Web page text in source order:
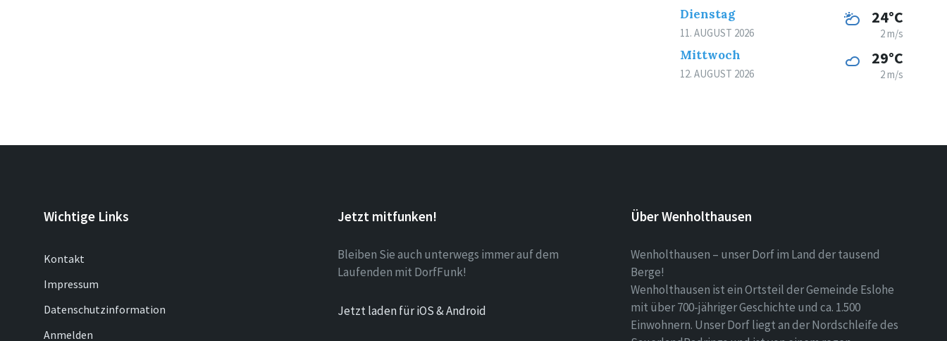
Dienstag
11. AUGUST 2026
24°C
2 m/s
Mittwoch
12. AUGUST 2026
29°C
2 m/s
Wichtige Links
Kontakt
Impressum
Datenschutzinformation
Anmelden
Jetzt mitfunken!
Bleiben Sie auch unterwegs immer auf dem
Laufenden mit DorfFunk!
Jetzt laden für iOS & Android
Über Wenholthausen
Wenholthausen – unser Dorf im Land der tausend
Berge!
Wenholthausen ist ein Ortsteil der Gemeinde Eslohe
mit über 700-jähriger Geschichte und ca. 1.500
Einwohnern. Unser Dorf liegt an der Nordschleife des